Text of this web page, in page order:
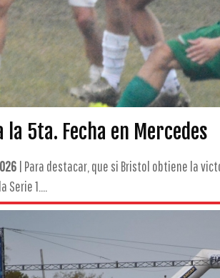
la 5ta. Fecha en Mercedes
| Para destacar, que si Bristol obtiene la
Serie 1....